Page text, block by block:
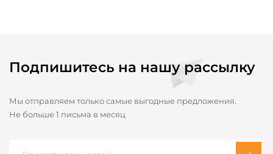
Подпишитесь на нашу рассылку
Мы отправляем только самые выгодные предложения.
Не больше 1 письма в месяц